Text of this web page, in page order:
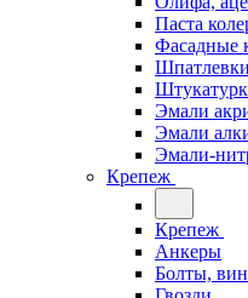
Паста
Фасадные
Шпатлевки
Эмали
Эмали
Эмали-
Крепеж
Крепеж
Анкеры
Болты,